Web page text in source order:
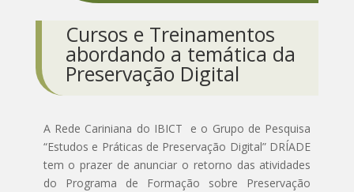
Cursos e Treinamentos
abordando a temática da
Preservação Digital
A Rede Cariniana do IBICT e o Grupo de Pesquisa
“Estudos e Práticas de Preservação Digital” DRÍADE
tem o prazer de anunciar o retorno das atividades
do Programa de Formação sobre Preservação